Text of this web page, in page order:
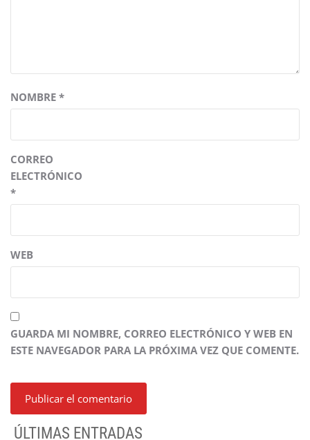
NOMBRE *
CORREO
ELECTRÓNICO
*
WEB
GUARDA MI NOMBRE, CORREO ELECTRÓNICO Y WEB EN
ESTE NAVEGADOR PARA LA PRÓXIMA VEZ QUE COMENTE.
ÚLTIMAS ENTRADAS